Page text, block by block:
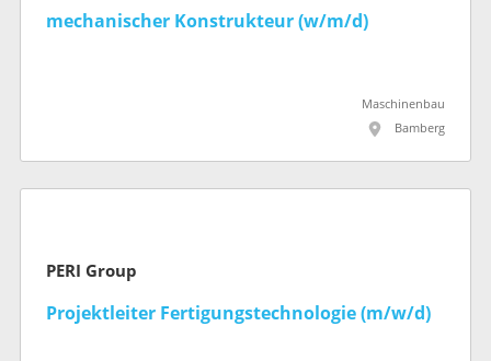
mechanischer Konstrukteur (w/m/d)
Maschinenbau
Bamberg
PERI Group
Projektleiter Fertigungstechnologie (m/w/d)